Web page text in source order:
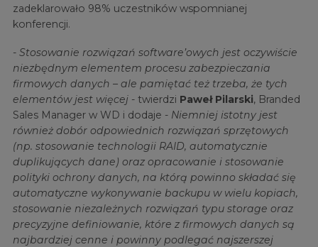
zadeklarowało 98% uczestników wspomnianej
konferencji.
- Stosowanie rozwiązań software’owych jest oczywiście
niezbędnym elementem procesu zabezpieczania
firmowych danych – ale pamiętać też trzeba, że tych
elementów jest więcej- twierdzi Paweł Pilarski, Branded
Sales Manager w WD i dodaje - Niemniej istotny jest
również dobór odpowiednich rozwiązań sprzętowych
(np. stosowanie technologii RAID, automatycznie
duplikujących dane) oraz opracowanie i stosowanie
polityki ochrony danych, na którą powinno składać się
automatyczne wykonywanie backupu w wielu kopiach,
stosowanie niezależnych rozwiązań typu storage oraz
precyzyjne definiowanie, które z firmowych danych są
najbardziej cenne i powinny podlegać najszerszej